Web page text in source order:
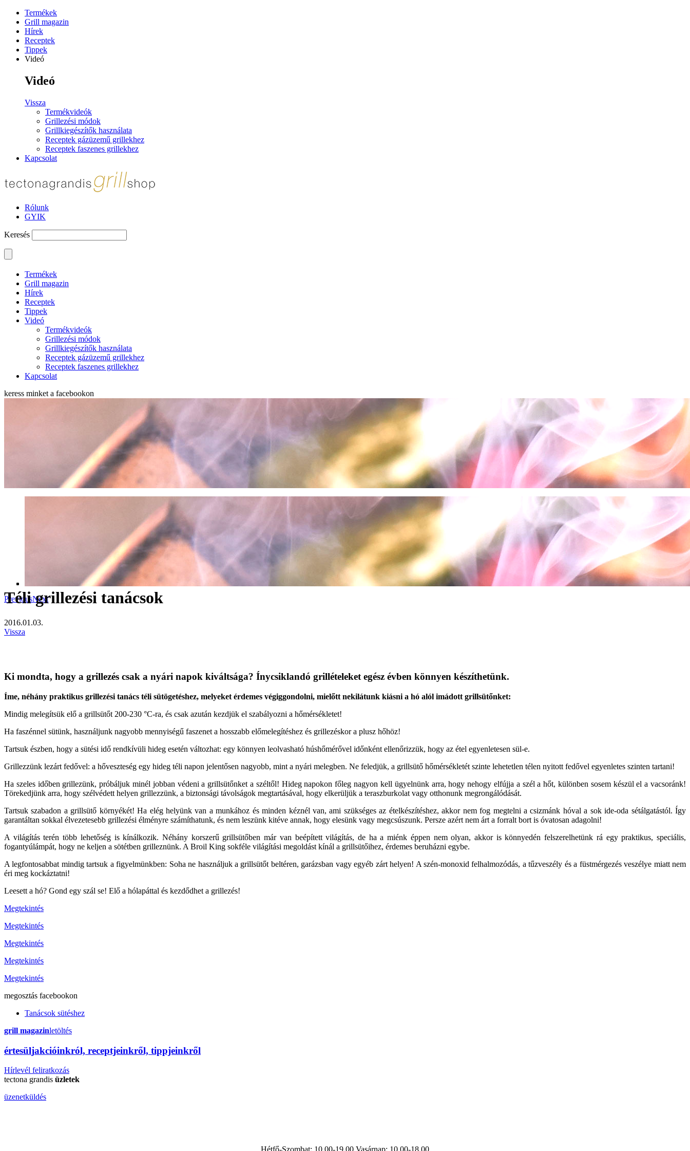
Termékek
Grill magazin
Hírek
Receptek
Tippek
Videó
Videó
Vissza
Termékvideók
Grillezési módok
Grillkiegészítők használata
Receptek gázüzemű grillekhez
Receptek faszenes grillekhez
Kapcsolat
Rólunk
GYIK
Keresés
Termékek
Grill magazin
Hírek
Receptek
Tippek
Videó
Termékvideók
Grillezési módok
Grillkiegészítők használata
Receptek gázüzemű grillekhez
Receptek faszenes grillekhez
Kapcsolat
keress minket a facebookon
PreviousNext
Téli grillezési tanácsok
2016.01.03.
Vissza
Ki mondta, hogy a grillezés csak a nyári napok kiváltsága? Ínycsiklandó grillételeket egész évben könnyen készíthetünk.
Íme, néhány praktikus grillezési tanács téli sütögetéshez, melyeket érdemes végiggondolni, mielőtt nekilátunk kiásni a hó alól imádott grillsütőnket:
Mindig melegítsük elő a grillsütőt 200-230 °C-ra, és csak azután kezdjük el szabályozni a hőmérsékletet!
Ha faszénnel sütünk, használjunk nagyobb mennyiségű faszenet a hosszabb előmelegítéshez és grillezéskor a plusz hőhöz!
Tartsuk észben, hogy a sütési idő rendkívüli hideg esetén változhat: egy könnyen leolvasható húshőmérővel időnként ellenőrizzük, hogy az étel egyenletesen sül-e.
Grillezzünk lezárt fedővel: a hőveszteség egy hideg téli napon jelentősen nagyobb, mint a nyári melegben. Ne feledjük, a grillsütő hőmérsékletét szinte lehetetlen télen nyitott fedővel egyenletes szinten tartani!
Ha szeles időben grillezünk, próbáljuk minél jobban védeni a grillsütőnket a széltől! Hideg napokon főleg nagyon kell ügyelnünk arra, hogy nehogy elfújja a szél a hőt, különben sosem készül el a vacsoránk!
Törekedjünk arra, hogy szélvédett helyen grillezzünk, a biztonsági távolságok megtartásával, hogy elkerüljük a teraszburkolat vagy otthonunk megrongálódását.
Tartsuk szabadon a grillsütő környékét! Ha elég helyünk van a munkához és minden kéznél van, ami szükséges az ételkészítéshez, akkor nem fog megtelni a csizmánk hóval a sok ide-oda sétálgatástól. Így
garantáltan sokkal élvezetesebb grillezési élményre számíthatunk, és nem leszünk kitéve annak, hogy elesünk vagy megcsúszunk. Persze azért nem árt a forralt bort is óvatosan adagolni!
A világítás terén több lehetőség is kínálkozik. Néhány korszerű grillsütőben már van beépített világítás, de ha a miénk éppen nem olyan, akkor is könnyedén felszerelhetünk rá egy praktikus, speciális,
fogantyúlámpát, hogy ne keljen a sötétben grilleznünk. A Broil King sokféle világítási megoldást kínál a grillsütőihez, érdemes beruházni egybe.
A legfontosabbat mindig tartsuk a figyelmünkben: Soha ne használjuk a grillsütőt beltéren, garázsban vagy egyéb zárt helyen! A szén-monoxid felhalmozódás, a tűzveszély és a füstmérgezés veszélye miatt nem
éri meg kockáztatni!
Leesett a hó? Gond egy szál se! Elő a hólapáttal és kezdődhet a grillezés!
Megtekintés
Megtekintés
Megtekintés
Megtekintés
Megtekintés
megosztás facebookon
Tanácsok sütéshez
grill magazinletöltés
értesüljakcióinkról, receptjeinkről, tippjeinkről
Hírlevél feliratkozás
tectona grandis üzletek
üzenetküldés